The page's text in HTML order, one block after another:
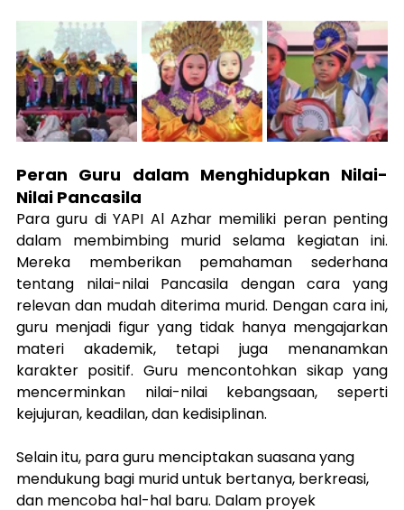
Peran Guru dalam Menghidupkan Nilai-
Nilai Pancasila
Para guru di YAPI Al Azhar memiliki peran penting
dalam membimbing murid selama kegiatan ini.
Mereka memberikan pemahaman sederhana
tentang nilai-nilai Pancasila dengan cara yang
relevan dan mudah diterima murid. Dengan cara ini,
guru menjadi figur yang tidak hanya mengajarkan
materi akademik, tetapi juga menanamkan
karakter positif. Guru mencontohkan sikap yang
mencerminkan nilai-nilai kebangsaan, seperti
kejujuran, keadilan, dan kedisiplinan.
Selain itu, para guru menciptakan suasana yang
mendukung bagi murid untuk bertanya, berkreasi,
dan mencoba hal-hal baru. Dalam proyek